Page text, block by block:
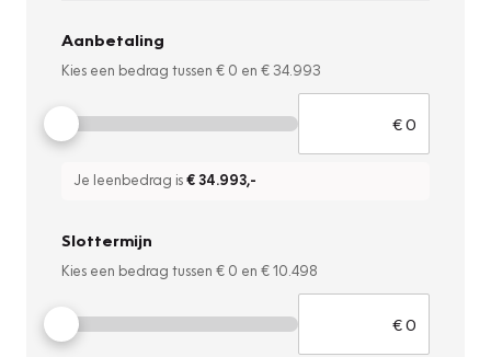
Aanbetaling
Kies een bedrag tussen € 0 en € 34.993
Je leenbedrag is€ 34.993,-
Slottermijn
Kies een bedrag tussen € 0 en € 10.498